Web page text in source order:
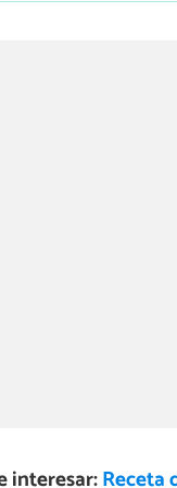
interesar:Receta